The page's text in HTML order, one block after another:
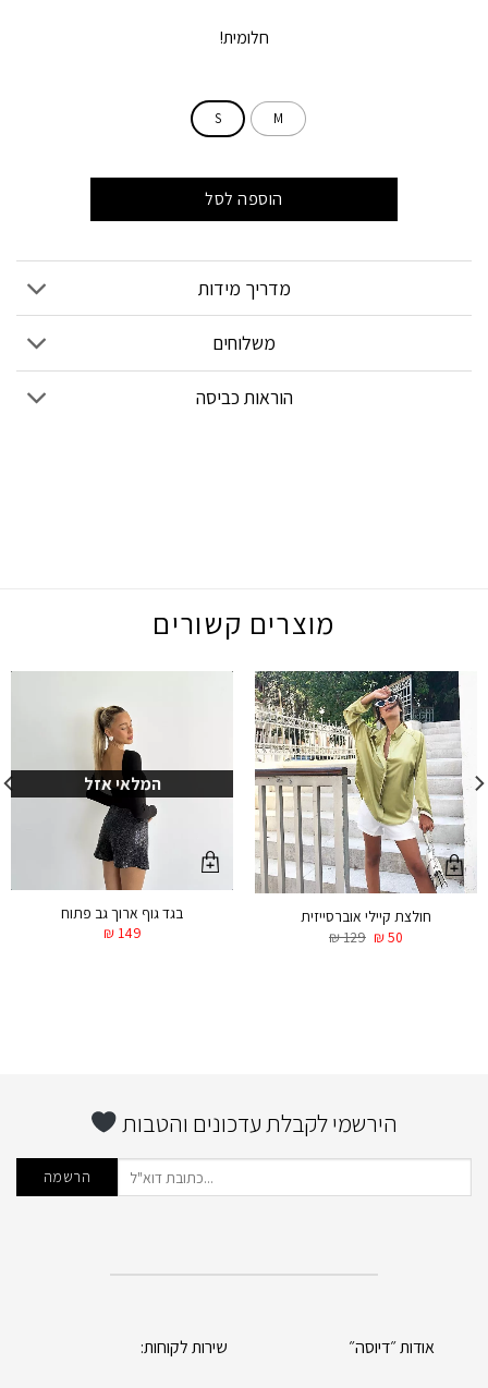
חלומית!
M
S
הוספה לסל
מדריך מידות
משלוחים
הוראות כביסה
מוצרים קשורים
חולצת קיילי אוברסייזית
₪129 ₪50
המלאי אזל
בגד גוף ארוך גב פתוח
₪149
הירשמי לקבלת עדכונים והטבות
אודות ״דיוסה״ שירות לקוחות: